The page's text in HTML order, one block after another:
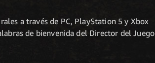
a través de PC, PlayStation 5 y Xbox
de bienvenida del Director del Juego